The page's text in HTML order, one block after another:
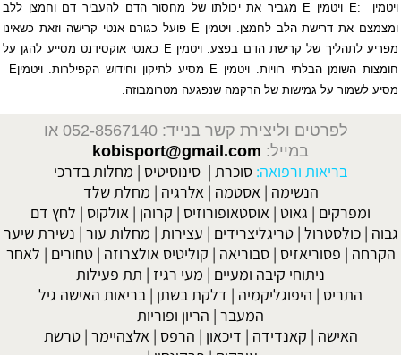
ויטמין :E ויטמין E מגביר את יכולתו של מחסור הדם להעביר דם וחמצן ללב
ומצמצם את דרישת הלב לחמצן. ויטמין E פועל כגורם אנטי קרישה וזאת כשאינו
מפריע לתהליך של קרישת הדם בפצע. ויטמין E כאנטי אוקסידנט מסייע להגן על
חומצות השומן הבלתי רוויות. ויטמין E מסיע לתיקון וחידוש הקפילרות. ויטמיןE
מסיע לשמור על גמישות של הרקמה שנפגעה מטרומבוזה.
לפרטים וליצירת קשר בנייד: 052-8567140
או
במייל: kobisport@gmail.com
בריאות ורפואה: סוכרת | סינוסיטיס | מחלות בדרכי
הנשימה | אסטמה | אלרגיה | מחלת שלד
ומפרקים | גאוט | אוסטאופורוזיס | קרוהן | אולקוס | לחץ דם
גבוה |כולסטרול |טריגליצרידים | עצירות | מחלות עור | נשירת שיער
הקרחה | פסוריאזיס |סבוריאה | קוליטיס אולצרוזה |טחורים | לאחר
ניתוחי קיבה ומעיים | מעי רגיז | תת פעילות
התריס | היפוגליקמיה | דלקת בשתן | בריאות האישה גיל
המעבר | הריון ופוריות
האישה | קאנדידה | דיכאון | הרפס | אלצהיימר |טרשת